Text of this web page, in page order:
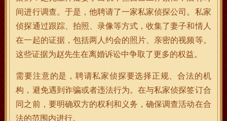
间进行调查。于是，他聘请了一家私家侦探公司。私家
侦探通过跟踪、拍照、录像等方式，收集了妻子和情人
在一起的证据，包括两人约会的照片、亲密的视频等。
这些证据为赵先生在离婚诉讼中争取了更多的权益。
需要注意的是，聘请私家侦探要选择正规、合法的机
构，避免遇到诈骗或者违法行为。在与私家侦探签订合
同之前，要明确双方的权利和义务，确保调查活动在合
法的范围内进行。